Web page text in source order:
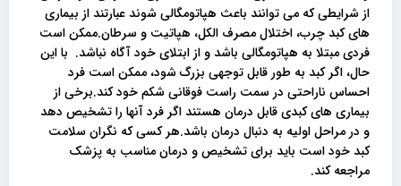
از شرایطی که می توانند باعث هپاتومگالی شوند عبارتند از بیماری
های کبد چرب، اختلال مصرف الکل، هپاتیت و سرطان.ممکن است
فردی مبتلا به هپاتومگالی باشد و از ابتلای خود آگاه نباشد. با این
حال، اگر کبد به طور قابل توجهی بزرگ شود، ممکن است فرد
احساس ناراحتی در سمت راست فوقانی شکم خود کند.برخی از
بیماری های کبدی قابل درمان هستند اگر فرد آنها را تشخیص دهد
و در مراحل اولیه به دنبال درمان باشد.هر کسی که نگران سلامت
کبد خود است باید برای تشخیص و درمان مناسب به پزشک
مراجعه کند.